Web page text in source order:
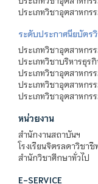
ประเภทวิชาอุตสาหกร
ระดับประกาศนียบัตร
ประเภทวิชาอุตสาหกร
ประเภทวิชาบริหารธุร
ประเภทวิชาอุตสาหกร
ประเภทวิชาอุตสาหกร
ประเภทวิชาอุตสาหกร
หน่วยงาน
สำนักงานสถาบันฯ
โรงเรียนจิตรลดาวิชาชี
สำนักวิชาศึกษาทั่วไป
E-SERVICE